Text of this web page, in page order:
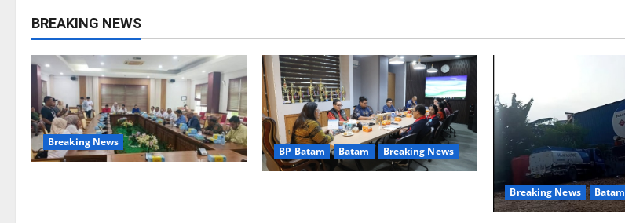
n
a
v
i
g
BREAKING NEWS
Breaking News
BP Batam Batam Breaking News
Breaking News Batam